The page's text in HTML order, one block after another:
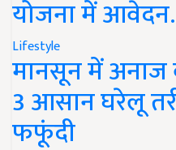
योजना में
Lifestyle
मानसून में अनाज
3 आसान घरेलू
फफूंदी